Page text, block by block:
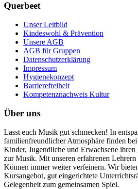
Querbeet
Unser Leitbild
Kindeswohl & Prävention
Unsere AGB
AGB für Gruppen
Datenschutzerklärung
Impressum
Hygienekonzept
Barrierefreiheit
Kompetenznachweis Kultur
Über uns
Lasst euch Musik gut schmecken! In
familienfreundlicher Atmosphäre finden
Kinder, Jugendliche und Erwachsene ihren
zur Musik. Mit unseren erfahrenen Lehrern
Können immer weiter verfeinern. Wir
Kursangebot, gut eingerichtete
Gelegenheit zum gemeinsamen Spiel.